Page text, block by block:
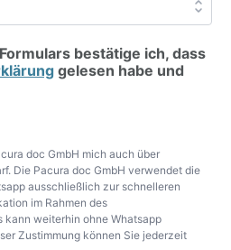
bestätige ich, dass
gelesen habe und
doc GmbH mich auch über
Die Pacura doc GmbH verwendet die
ausschließlich zur schnelleren
im Rahmen des
kann weiterhin ohne Whatsapp
Zustimmung können Sie jederzeit